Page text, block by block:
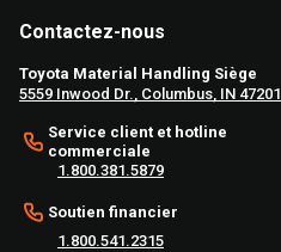
Contactez-nous
Toyota Material Handling Siège
5559 Inwood Dr., Columbus, IN 47201
Service client et hotline
commerciale
1.800.381.5879
Soutien financier
1.800.541.2315